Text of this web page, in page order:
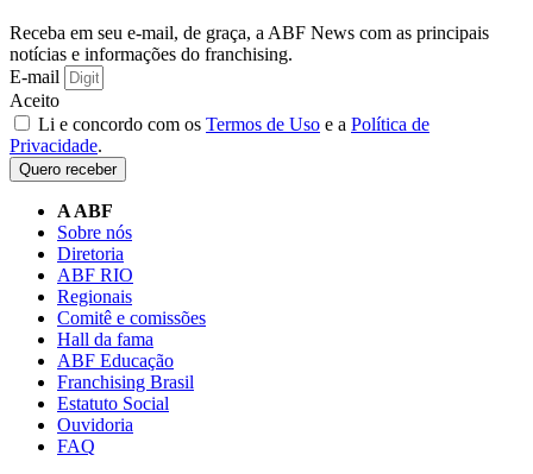
Receba em seu e-mail, de graça, a ABF News com as principais
notícias e informações do franchising.
E-mail
Aceito
Li e concordo com os Termos de Uso e a Política de
Privacidade.
Quero receber
A ABF
Sobre nós
Diretoria
ABF RIO
Regionais
Comitê e comissões
Hall da fama
ABF Educação
Franchising Brasil
Estatuto Social
Ouvidoria
FAQ